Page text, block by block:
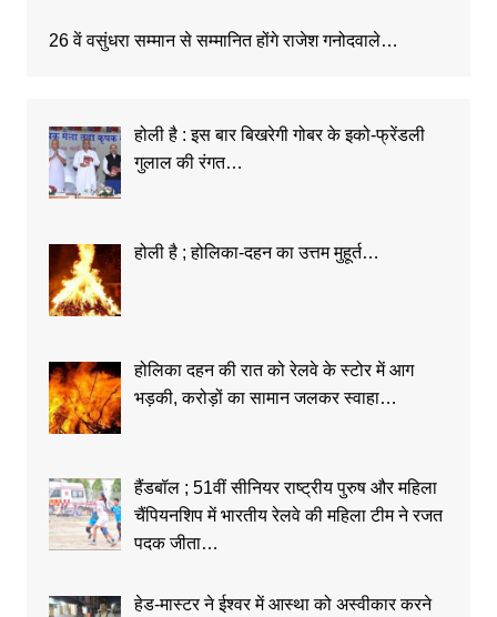
26 वें वसुंधरा सम्मान से सम्मानित होंगे राजेश गनोदवाले…
होली है : इस बार बिखरेगी गोबर के इको-फ्रेंडली
गुलाल की रंगत…
होली है ; होलिका-दहन का उत्तम मुहूर्त…
होलिका दहन की रात को रेलवे के स्टोर में आग
भड़की, करोड़ों का सामान जलकर स्वाहा…
हैंडबॉल ; 51वीं सीनियर राष्ट्रीय पुरुष और महिला
चैंपियनशिप में भारतीय रेलवे की महिला टीम ने रजत
पदक जीता…
हेड-मास्टर ने ईश्वर में आस्था को अस्वीकार करने